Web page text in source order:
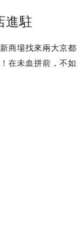
進駐
商場找來兩大京
在未血拼前，不